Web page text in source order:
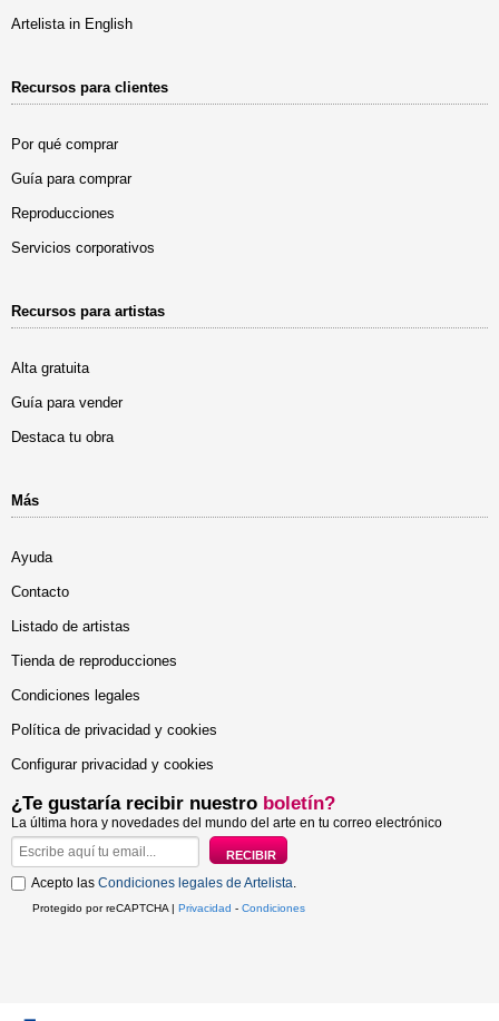
Artelista in English
Recursos para clientes
Por qué comprar
Guía para comprar
Reproducciones
Servicios corporativos
Recursos para artistas
Alta gratuita
Guía para vender
Destaca tu obra
Más
Ayuda
Contacto
Listado de artistas
Tienda de reproducciones
Condiciones legales
Política de privacidad y cookies
Configurar privacidad y cookies
¿Te gustaría recibir nuestro boletín?
La última hora y novedades del mundo del arte en tu correo electrónico
Acepto las Condiciones legales de Artelista.
Protegido por reCAPTCHA | Privacidad - Condiciones